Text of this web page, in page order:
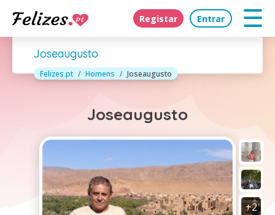
Registar Entrar
Joseaugusto
Felizes.pt Homens Joseaugusto
Joseaugusto
+2